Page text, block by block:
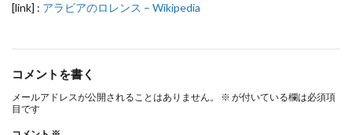
[link] : アラビアのロレンス – Wikipedia
コメントを書く
メールアドレスが公開されることはありません。 ※ が付いている欄は必須項
目です